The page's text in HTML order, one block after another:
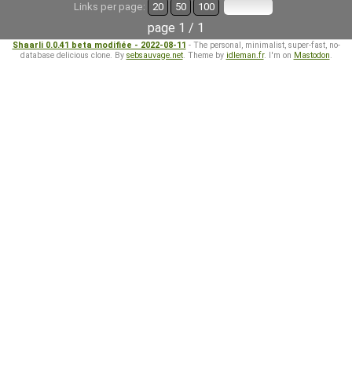
Links per page: 20 50 100
page 1 / 1
Shaarli 0.0.41 beta modifiée - 2022-08-11 - The personal, minimalist, super-fast, no-
database delicious clone. By sebsauvage.net. Theme by idleman.fr. I'm on Mastodon.